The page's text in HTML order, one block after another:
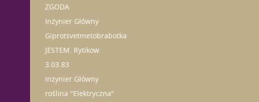
ZGODA
Inżynier Główny
Giprotsvetmetobrabotka
JESTEM. Rytikow
3.03.83
Inżynier Główny
roślina "Elektryczna"